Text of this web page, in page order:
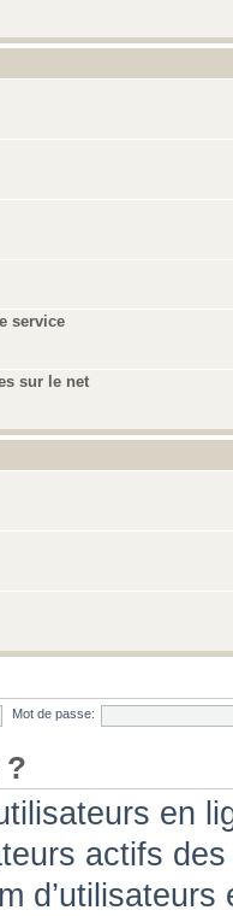
service
sur le net
Mot de passe:
?
en
actifs